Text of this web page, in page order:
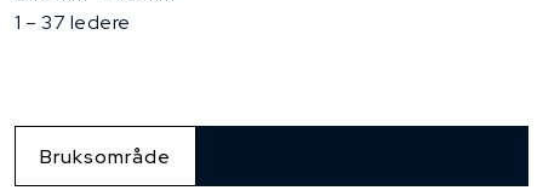
1 – 37 ledere
Bruksområde